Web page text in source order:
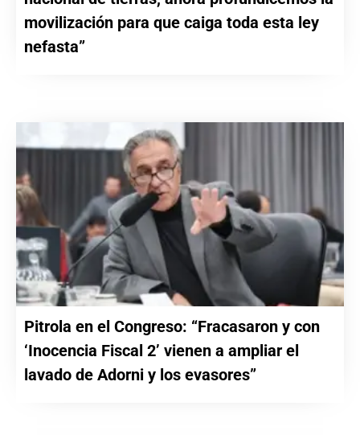
movilización para que caiga toda esta ley
nefasta”
Pitrola en el Congreso: “Fracasaron y con
‘Inocencia Fiscal 2’ vienen a ampliar el
lavado de Adorni y los evasores”